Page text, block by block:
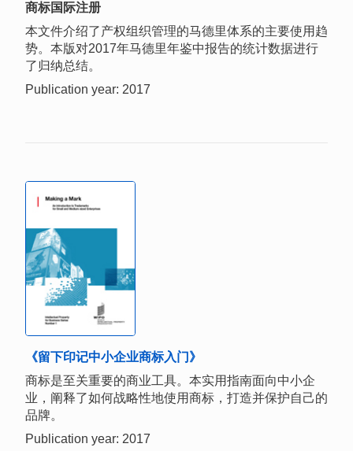
商标国际注册
本文件介绍了产权组织管理的马德里体系的主要使用趋
势。本版对2017年马德里年鉴中报告的统计数据进行
了归纳总结。
Publication year: 2017
《留下印记中小企业商标入门》
商标是至关重要的商业工具。本实用指南面向中小企
业，阐释了如何战略性地使用商标，打造并保护自己的
品牌。
Publication year: 2017